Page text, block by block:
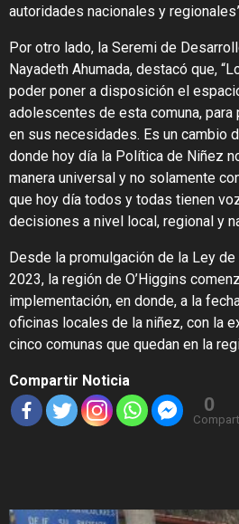
autoridades nacionales y
Por otro lado, la Seremi de
Nayadeth Ahumada, destacó que,
poder poner a disposición el
adolescentes de esta comuna, para
en sus necesidades. Es un cambio
donde hoy día la Política de Niñez
manera universal y no solamente
que hoy día todos y todas tienen
decisiones a nivel local, regional y
Desde la promulgación de la Ley de
2023, la región de O’Higgins
implementación, en donde, a la
oficinas locales de la niñez, con la
cinco comunas que quedan en la
Compartir Noticia
0